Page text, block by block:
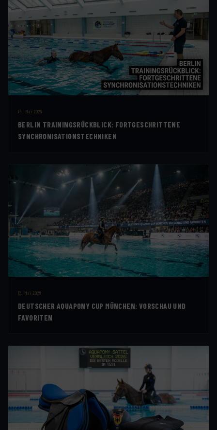
14. Mai 2026
BERLIN TRAININGSRÜCKBLICK: FORTGESCHRITTENE
SYNCHRONISATIONSTECHNIKEN
12. Mai 2026
DEUTSCHER AQUAPONY CUP MÜNCHEN: VORSCHAU UND
FAVORITEN